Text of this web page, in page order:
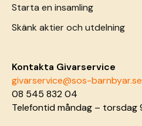
Starta en insamling
Skänk aktier och utdelning
Kontakta Givarservice
givarservice@sos-barnbyar.se
08 545 832 04
Telefontid måndag – torsdag